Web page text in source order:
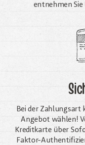
entnehmen
Bei der Zahlungsart
Angebot wählen!
Kreditkarte über
Faktor-